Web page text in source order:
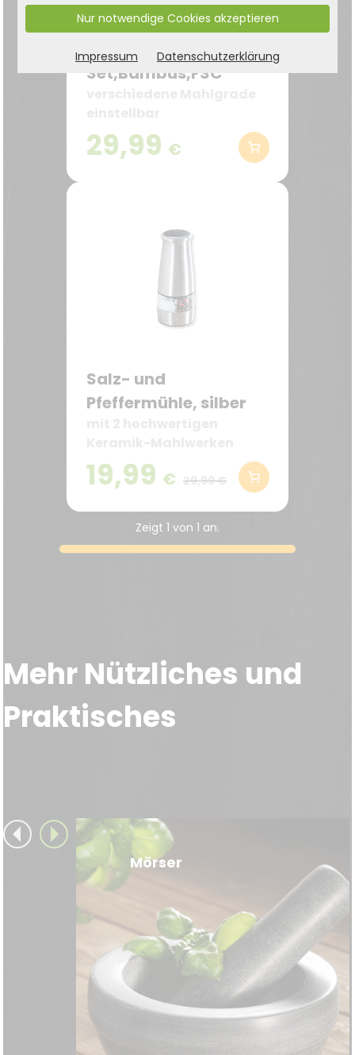
Pfeffermühle,Salzstreuer,
Set,Bambus,FSC
29,99 €
Salz- und
Pfeffermühle, silber
19,99 € 29,99 €
Zeigt 1 von 1 an.
Mehr Nützliches und
Praktisches
Mörser
Nur notwendige Cookies akzeptieren
Impressum Datenschutzerklärung